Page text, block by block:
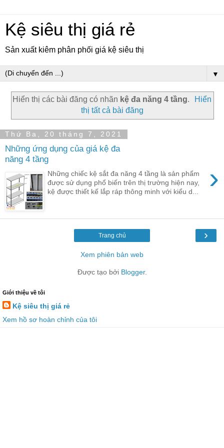
Kệ siêu thị giá rẻ
Sản xuất kiêm phân phối giá kệ siêu thị
▼
Hiển thị các bài đăng có nhãn kệ đa năng 4 tầng.
Hiển
thị tất cả bài đăng
Thứ Ba, 20 tháng 7, 2021
Những ứng dụng của giá kệ đa
năng 4 tầng
›
Những chiếc kệ sắt đa năng 4 tầng là sản phẩm
được sử dụng phổ biến trên thị trường hiện nay,
kệ được thiết kế lắp ráp thông minh với kiểu d...
›
Trang chủ
Xem phiên bản web
Được tạo bởi Blogger.
Giới thiệu về tôi
Kệ siêu thị giá rẻ
Xem hồ sơ hoàn chỉnh của tôi